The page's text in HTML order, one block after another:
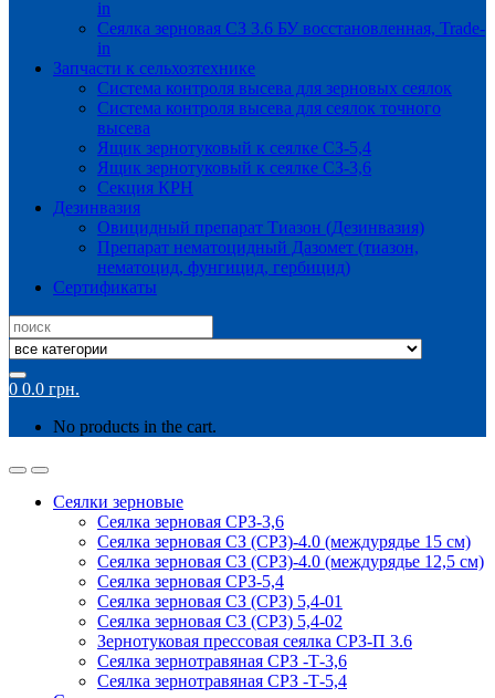
in
Сеялка зерновая СЗ 3.6 БУ восстановленная, Trade-
in
Запчасти к сельхозтехнике
Система контроля высева для зерновых сеялок
Система контроля высева для сеялок точного
высева
Ящик зернотуковый к сеялке СЗ-5,4
Ящик зернотуковый к сеялке СЗ-3,6
Секция КРН
Дезинвазия
Овицидный препарат Тиазон (Дезинвазия)
Препарат нематоцидный Дазомет (тиазон,
нематоцид, фунгицид, гербицид)
Сертификаты
Search
for:
0 0.0 грн.
No products in the cart.
Сеялки зерновые
Сеялка зерновая СРЗ-3,6
Сеялка зерновая СЗ (СРЗ)-4.0 (междурядье 15 см)
Сеялка зерновая СЗ (СРЗ)-4.0 (междурядье 12,5 см)
Сеялка зерновая СРЗ-5,4
Сеялка зерновая СЗ (СРЗ) 5,4-01
Сеялка зерновая СЗ (СРЗ) 5,4-02
Зернотуковая прессовая сеялка СРЗ-П 3.6
Сеялка зернотравяная СРЗ -Т-3,6
Сеялка зернотравяная СРЗ -Т-5,4